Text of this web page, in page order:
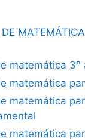
matemática 3°
matemática
matemática
matemática